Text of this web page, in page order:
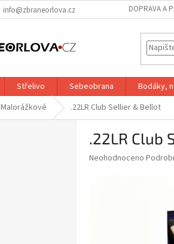
info@zbraneorlova.cz DOPRAVA A
Střelivo Sebeobrana Bodáky,
Malorážkové .22LR Club Sellier & Bellot
.22LR Club
Průměrné
Neohodnoceno